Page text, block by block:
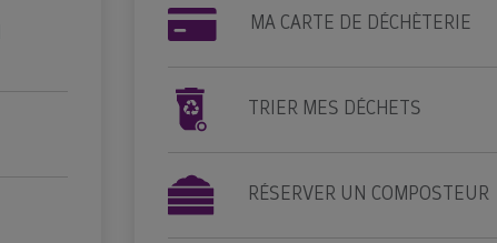
MA CARTE DE DÉCHÈTERIE
TRIER MES DÉCHETS
RÉSERVER UN COMPOSTEUR